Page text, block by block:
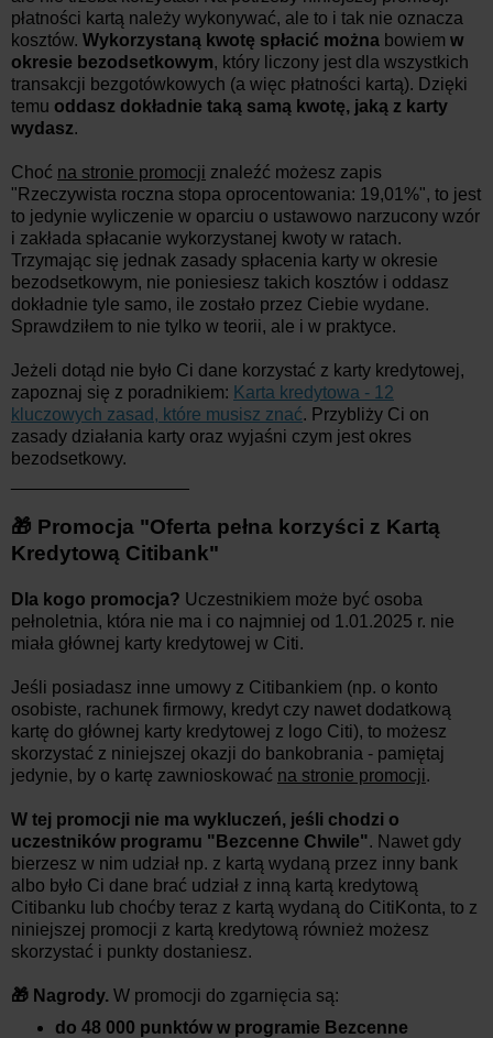
płatności kartą należy wykonywać, ale to i tak nie oznacza
kosztów. Wykorzystaną kwotę spłacić można bowiem w
okresie bezodsetkowym, który liczony jest dla wszystkich
transakcji bezgotówkowych (a więc płatności kartą). Dzięki
temu oddasz dokładnie taką samą kwotę, jaką z karty
wydasz.
Choć na stronie promocji znaleźć możesz zapis
"Rzeczywista roczna stopa oprocentowania: 19,01%", to jest
to jedynie wyliczenie w oparciu o ustawowo narzucony wzór
i zakłada spłacanie wykorzystanej kwoty w ratach.
Trzymając się jednak zasady spłacenia karty w okresie
bezodsetkowym, nie poniesiesz takich kosztów i oddasz
dokładnie tyle samo, ile zostało przez Ciebie wydane.
Sprawdziłem to nie tylko w teorii, ale i w praktyce.
Jeżeli dotąd nie było Ci dane korzystać z karty kredytowej,
zapoznaj się z poradnikiem: Karta kredytowa - 12
kluczowych zasad, które musisz znać. Przybliży Ci on
zasady działania karty oraz wyjaśni czym jest okres
bezodsetkowy.
🎁 Promocja "Oferta pełna korzyści z Kartą
Kredytową Citibank"
Dla kogo promocja? Uczestnikiem może być osoba
pełnoletnia, która nie ma i co najmniej od 1.01.2025 r. nie
miała głównej karty kredytowej w Citi.
Jeśli posiadasz inne umowy z Citibankiem (np. o konto
osobiste, rachunek firmowy, kredyt czy nawet dodatkową
kartę do głównej karty kredytowej z logo Citi), to możesz
skorzystać z niniejszej okazji do bankobrania - pamiętaj
jedynie, by o kartę zawnioskować na stronie promocji.
W tej promocji nie ma wykluczeń, jeśli chodzi o
uczestników programu "Bezcenne Chwile". Nawet gdy
bierzesz w nim udział np. z kartą wydaną przez inny bank
albo było Ci dane brać udział z inną kartą kredytową
Citibanku lub choćby teraz z kartą wydaną do CitiKonta, to z
niniejszej promocji z kartą kredytową również możesz
skorzystać i punkty dostaniesz.
🎁 Nagrody. W promocji do zgarnięcia są:
do 48 000 punktów w programie Bezcenne